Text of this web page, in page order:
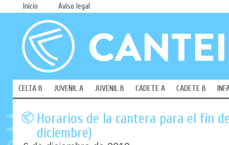
Inicio Aviso legal
CELTA B JUVENIL A JUVENIL B CADETE A CADETE B
Horarios de la cantera para el fin
diciembre)